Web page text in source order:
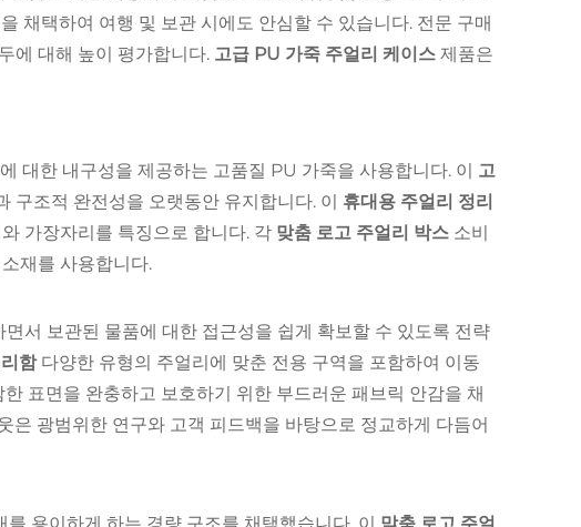
채택하여 여행 및 보관 시에도 안심할 수 있습니다. 전문 구매
에 대해 높이 평가합니다. 고급 PU 가죽 주얼리 케이스 제품은
대한 내구성을 제공하는 고품질 PU 가죽을 사용합니다. 이 고
구조적 완전성을 오랫동안 유지합니다. 이 휴대용 주얼리 정리
가장자리를 특징으로 합니다. 각 맞춤 로고 주얼리 박스 소비
재를 사용합니다.
서 보관된 물품에 대한 접근성을 쉽게 확보할 수 있도록 전략
함 다양한 유형의 주얼리에 맞춘 전용 구역을 포함하여 이동
한 표면을 완충하고 보호하기 위한 부드러운 패브릭 안감을 채
은 광범위한 연구와 고객 피드백을 바탕으로 정교하게 다듬어